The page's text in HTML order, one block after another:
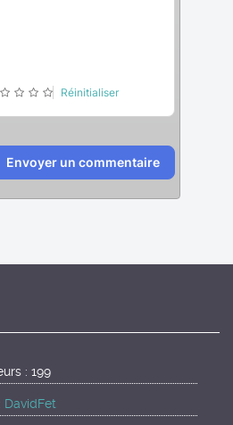
Réinitialiser
Envoyer un commentaire
: 199
DavidFet